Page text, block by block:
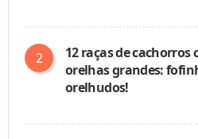
12 raças de cachorros
orelhas grandes:
orelhudos!